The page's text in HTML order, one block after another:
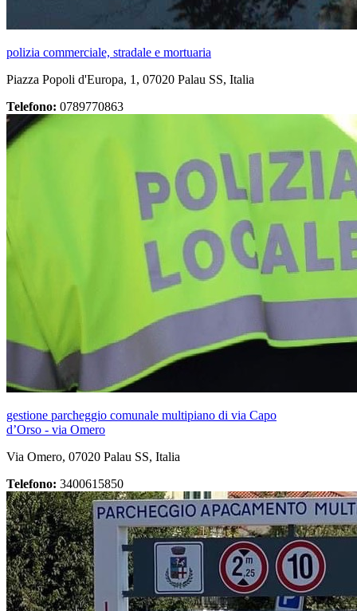
polizia commerciale, stradale e mortuaria
Piazza Popoli d'Europa, 1, 07020 Palau SS, Italia
Telefono: 0789770863
gestione parcheggio comunale multipiano di via Capo
d’Orso - via Omero
Via Omero, 07020 Palau SS, Italia
Telefono: 3400615850